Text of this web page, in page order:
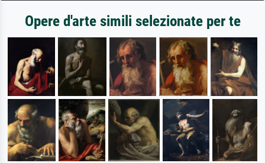
Opere d'arte simili selezionate per te